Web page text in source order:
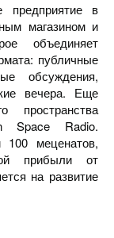
в
магазином и
объединяет
публичные
обсуждения,
вечера. Еще
пространства
Space Radio.
100 меценатов,
прибыли от
на развитие